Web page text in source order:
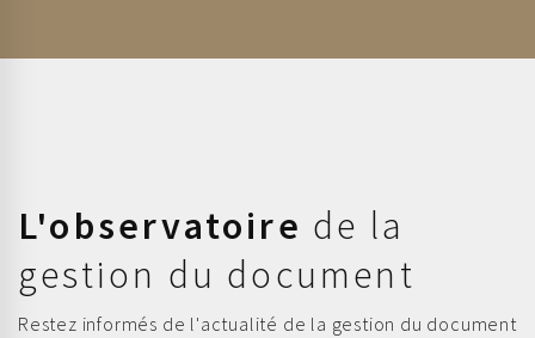
L'observatoire de la
gestion du document
Restez informés de l'actualité de la gestion du document